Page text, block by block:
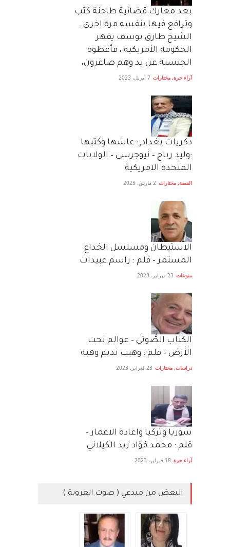
بعد معارك قضائية طاحنة كتب
وترافع فيها بنفسه مرة اخرى..
الشيخ طارق يوسف يقهر
الحكومة الأمريكية ، فأعطوه
الجنسية عن يد وهم صاغرون،
آراء حرة, مختارات 7 أبريل، 2023
دكريات بغداد ٍ: عاشها وكتبها
:وليد رباح – نيوجرسي – الولايات
المتحدة الامريكية
القصة, مختارات 2 مارس، 2023
الاستيطان ومسلسل الخداع
المستمر – قلم : راسم عبيدات
منوعات 23 فبراير، 2023
الكتاب الصَّوتي – عوالم تحت
الأرض – قلم : وهيب نديم وهبه
دراسات, مختارات 23 فبراير، 2023
سوريا وتركيا واعادة الاعمار –
قلم : محمد فؤاد زيد الكيلاني
آراء حرة 18 فبراير، 2023
البعض من مبدعي ( صوت العروبة )